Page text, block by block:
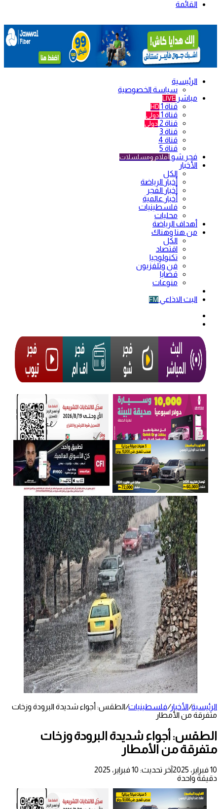
القائمة
الرئيسية
سياسة الخصوصية
مباشر LIVE
قناة 1 HD
قناة 1 دولي
قناة 2 دولي
قناة 3
قناة 4
قناة 5
فجر شو أفلام ومسلسلات
الأخبار
الكل
أخبار الرياضة
أخبار الفجر
أخبار عالمية
فلسطينيات
محليات
أهداف الرياضة
من هنا وهناك
الكل
اقتصاد
تكنولوجيا
فن وتلفزيون
قضايا
منوعات
البث الاذاعي FM
الرئيسية/الأخبار/فلسطينيات/الطقس: أجواء شديدة البرودة وزخات
متفرقة من الأمطار
الطقس: أجواء شديدة البرودة وزخات
متفرقة من الأمطار
10 فبراير، 2025
آخر تحديث: 10 فبراير، 2025
دقيقة واحدة